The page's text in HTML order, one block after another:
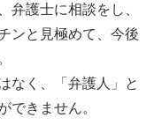
弁護士に相談をし、
ンと見極めて、今後
なく、「弁護人」と
できません。